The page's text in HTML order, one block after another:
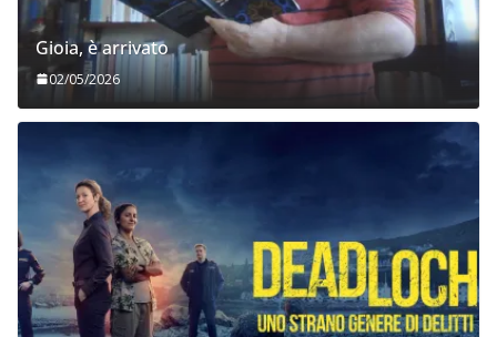
Gioia, è arrivato
02/05/2026